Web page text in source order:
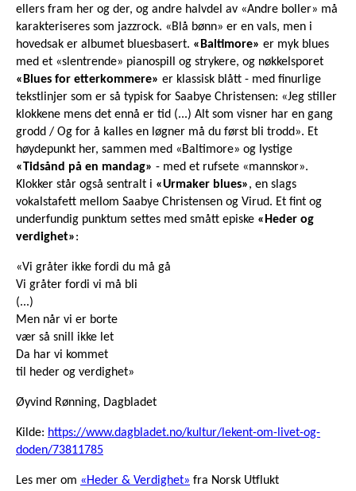
ellers fram her og der, og andre halvdel av «Andre boller» må
karakteriseres som jazzrock. «Blå bønn» er en vals, men i
hovedsak er albumet bluesbasert. «Baltimore» er myk blues
med et «slentrende» pianospill og strykere, og nøkkelsporet
«Blues for etterkommere» er klassisk blått - med finurlige
tekstlinjer som er så typisk for Saabye Christensen: «Jeg stiller
klokkene mens det ennå er tid (...) Alt som visner har en gang
grodd / Og for å kalles en løgner må du først bli trodd». Et
høydepunkt her, sammen med «Baltimore» og lystige
«Tidsånd på en mandag» - med et rufsete «mannskor».
Klokker står også sentralt i «Urmaker blues», en slags
vokalstafett mellom Saabye Christensen og Virud. Et fint og
underfundig punktum settes med smått episke «Heder og
verdighet»:
«Vi gråter ikke fordi du må gå
Vi gråter fordi vi må bli
(...)
Men når vi er borte
vær så snill ikke let
Da har vi kommet
til heder og verdighet»
Øyvind Rønning, Dagbladet
Kilde: https://www.dagbladet.no/kultur/lekent-om-livet-og-
doden/73811785
Les mer om «Heder & Verdighet» fra Norsk Utflukt